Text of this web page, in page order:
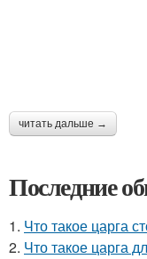
читать дальше →
Последние
1. Что такое царга
2. Что такое царга